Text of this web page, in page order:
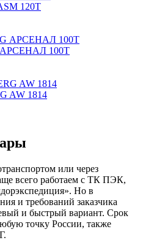
120T
АРСЕНАЛ 100Т
AW 1814
или через
всего работаем с ТК ПЭК,
Но в
и требований заказчика
и быстрый вариант. Срок
точку России, также